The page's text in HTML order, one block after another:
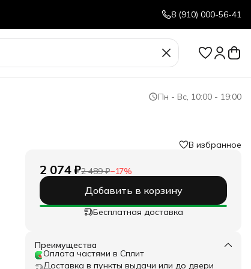
8 (910) 000-56-41
Пн - Вс, 10:00 - 19:00
В избранное
2 074 ₽2 489 ₽−17%
Добавить в корзину
Бесплатная доставка
Преимущества
Оплата частями в Сплит
Доставка в пункты выдачи или до двери